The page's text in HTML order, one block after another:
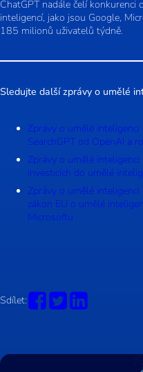
ChatGPT nadále čelí konkurenci
inteligencí, jako jsou Google,
185 milionů uživatelů týdně.
Sledujte další zprávy o umělé
Zprávy o umělé
SearchGPT od OpenAI a
Zprávy o umělé
investicích do umělé
Zprávy o umělé
zákon EU o umělé
Microsoftu
Sdílet: